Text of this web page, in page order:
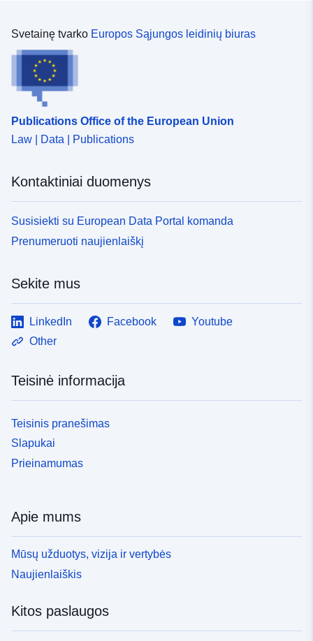
Svetainę tvarko Europos Sąjungos leidinių biuras
Publications Office of the European Union
Law | Data | Publications
Kontaktiniai duomenys
Susisiekti su European Data Portal komanda
Prenumeruoti naujienlaiškį
Sekite mus
LinkedIn Facebook
Youtube
Other
Teisinė informacija
Teisinis pranešimas
Slapukai
Prieinamumas
Apie mums
Mūsų užduotys, vizija ir vertybės
Naujienlaiškis
Kitos paslaugos